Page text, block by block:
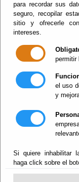
para recordar sus
seguro, recopilar
sitio y ofrecerle
intereses.
permitir
el uso
y
Si quiere inhabilitar
haga click sobre el
Escuchar
Área de
Territorio